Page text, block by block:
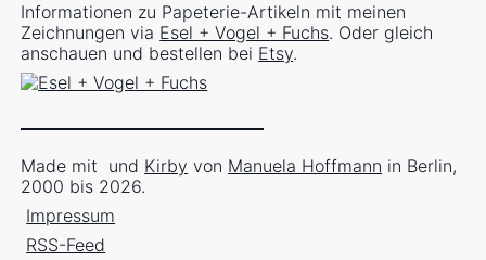
Informationen zu Papeterie-Artikeln mit meinen
Zeichnungen via Esel + Vogel + Fuchs. Oder gleich
anschauen und bestellen bei Etsy.
Made mit und Kirby von Manuela Hoffmann in Berlin,
2000 bis 2026.
Impressum
RSS-Feed